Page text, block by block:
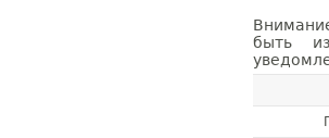
быть